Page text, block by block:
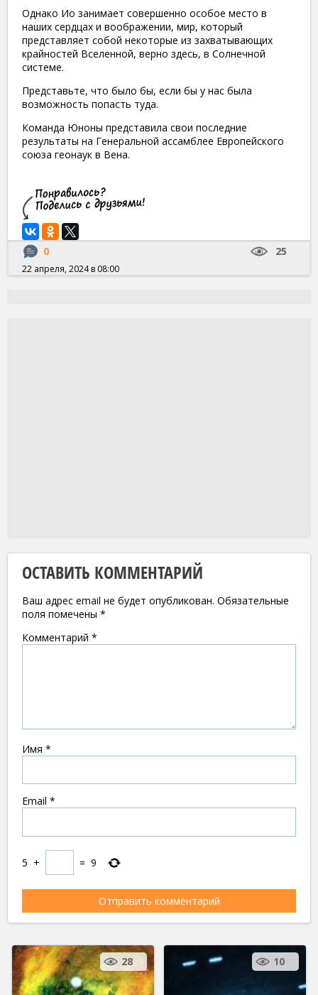
Однако Ио занимает совершенно особое место в
наших сердцах и воображении, мир, который
представляет собой некоторые из захватывающих
крайностей Вселенной, верно здесь, в Солнечной
системе.
Представьте, что было бы, если бы у нас была
возможность попасть туда.
Команда Юноны представила свои последние
результаты на Генеральной ассамблее Европейского
союза геонаук в Вена.
0 25
22 апреля, 2024 в 08:00
ОСТАВИТЬ КОММЕНТАРИЙ
Ваш адрес email не будет опубликован. Обязательные
поля помечены *
Комментарий *
Имя *
Email *
5 + = 9
28 10